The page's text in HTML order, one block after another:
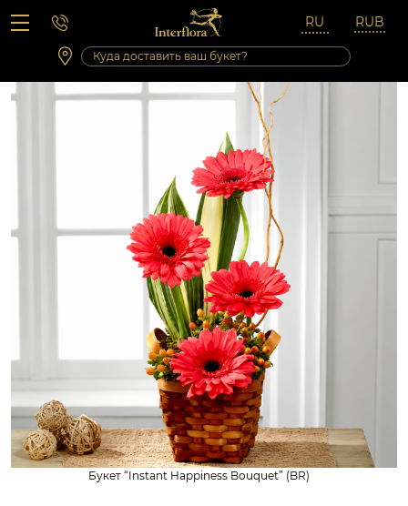
Вопросы-ответы
Сб 10:00 ‐ 14:00
Выходные и праздничные дни
Букет “Instant Happiness Bouquet” (BR)